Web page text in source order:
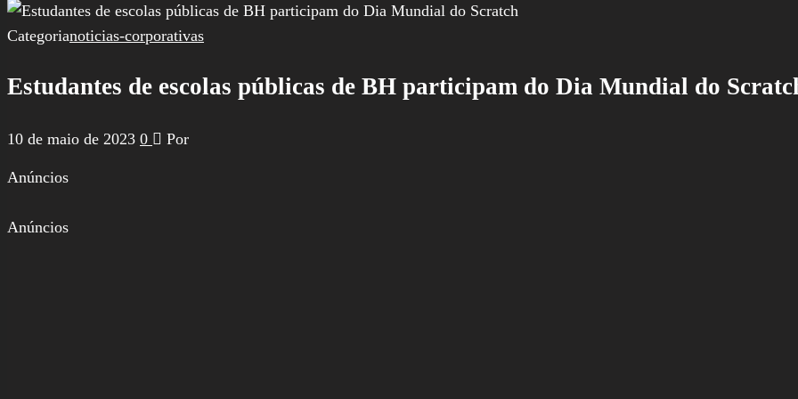
por:
Categorianoticias-corporativas
Estudantes de escolas públicas de BH participam do Dia Mundial do
10 de maio de 2023 0 Por
Anúncios
Anúncios